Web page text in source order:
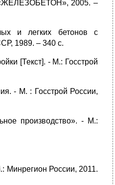
«ЖЕЛЕЗОБЕТОН», 2005. –
и легких бетонов с
1989. – 340 с.
[Текст]. - М.: Госстрой
- М. : Госстрой России,
производство». - М.:
Минрегион России, 2011.